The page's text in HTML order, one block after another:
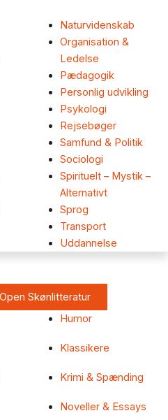
Naturvidenskab
Organisation &
Ledelse
Pædagogik
Personlig udvikling
Psykologi
Rejsebøger
Samfund & Politik
Sociologi
Spirituelt – Mystik –
Alternativt
Sprog
Transport
Uddannelse
Open Skønlitteratur
Humor
Klassikere
Krimi & Spænding
Noveller & Essays